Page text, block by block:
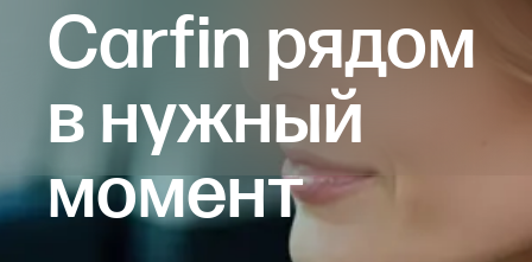
Сarfin рядом
в нужный
момент